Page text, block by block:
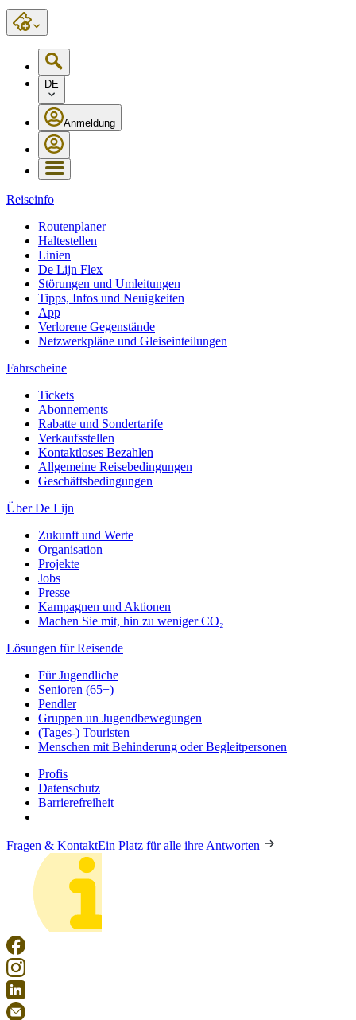
DE
Anmeldung
Reiseinfo
Routenplaner
Haltestellen
Linien
De Lijn Flex
Störungen und Umleitungen
Tipps, Infos und Neuigkeiten
App
Verlorene Gegenstände
Netzwerkpläne und Gleiseinteilungen
Fahrscheine
Tickets
Abonnements
Rabatte und Sondertarife
Verkaufsstellen
Kontaktloses Bezahlen
Allgemeine Reisebedingungen
Geschäftsbedingungen
Über De Lijn
Zukunft und Werte
Organisation
Projekte
Jobs
Presse
Kampagnen und Aktionen
Machen Sie mit, hin zu weniger CO₂
Lösungen für Reisende
Für Jugendliche
Senioren (65+)
Pendler
Gruppen un Jugendbewegungen
(Tages-) Touristen
Menschen mit Behinderung oder Begleitpersonen
Profis
Datenschutz
Barrierefreiheit
Fragen & KontaktEin Platz für alle ihre Antworten